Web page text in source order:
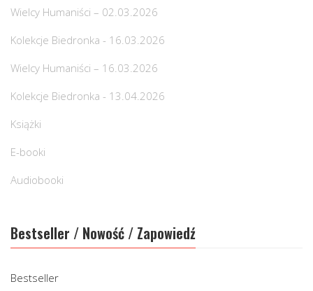
Wielcy Humaniści – 02.03.2026
Kolekcje Biedronka - 16.03.2026
Wielcy Humaniści – 16.03.2026
Kolekcje Biedronka - 13.04.2026
Książki
E-booki
Audiobooki
Bestseller / Nowość / Zapowiedź
Bestseller